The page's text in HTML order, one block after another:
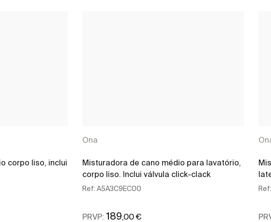
corpo liso, inclui
Ona
Misturadora de cano médio para lavatório,
corpo liso. Inclui válvula click-clack
Ref: A5A3C9EC00
PRVP: 189 ,00 €